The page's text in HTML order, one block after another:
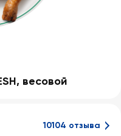
весовой
10104 отзыва